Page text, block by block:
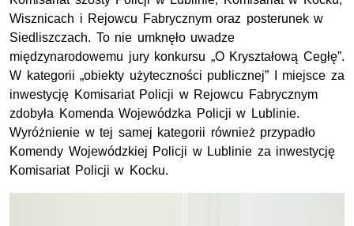
Wisznicach i Rejowcu Fabrycznym oraz posterunek w
Siedliszczach. To nie umknęło uwadze
międzynarodowemu jury konkursu „O Kryształową Cegłę”.
W kategorii „obiekty użyteczności publicznej” I miejsce za
inwestycję Komisariat Policji w Rejowcu Fabrycznym
zdobyła Komenda Wojewódzka Policji w Lublinie.
Wyróżnienie w tej samej kategorii również przypadło
Komendy Wojewódzkiej Policji w Lublinie za inwestycję
Komisariat Policji w Kocku.